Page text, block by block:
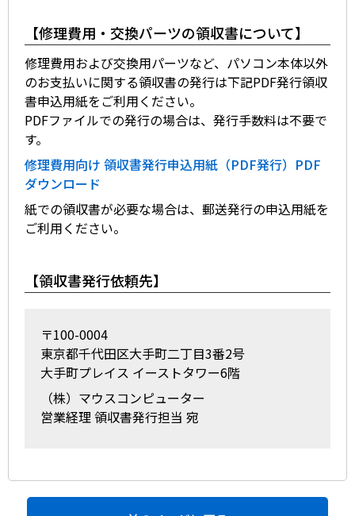
【修理費用・交換パーツの領収書について】
修理費用および交換用パーツなど、パソコン本体以外
のお支払いに関する領収書の発行は下記PDF発行領収
書申込用紙をご利用ください。
PDFファイルでの発行の場合は、発行手数料は不要で
す。
修理費用向け 領収書発行申込用紙（PDF発行）PDF
ダウンロード
紙での領収書が必要な場合は、郵送発行の申込用紙を
ご利用ください。
【領収書発行依頼先】
〒100-0004
東京都千代田区大手町二丁目3番2号
大手町プレイス イーストタワー6階
（株）マウスコンピューター
営業経理 領収書発行担当 宛